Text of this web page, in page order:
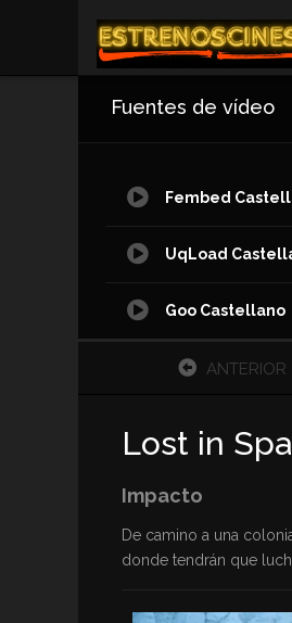
Fuentes de vídeo
Fembed
UqLoad
Goo Castellano
ANTERIOR
Lost in
Impacto
De camino a una
donde tendrán que